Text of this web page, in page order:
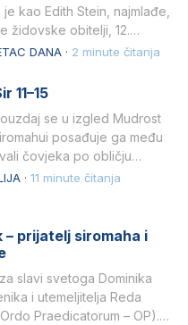
kao Edith Stein, najmlađe,
židovske obitelji, 12.
Wrocławu…
DANA · 2 minute čitanja
11–15
pouzdaj se u izgled Mudrost
posađuje ga među
čovjeka po obličju
· 11 minute čitanja
– prijatelj siromaha i
slavi svetoga Dominika
i utemeljitelja Reda
Praedicatorum – OP).